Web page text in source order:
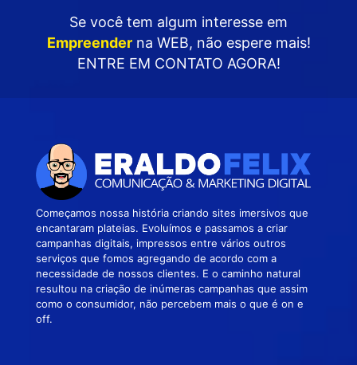
Se você tem algum interesse em
Empreenderna WEB, não espere mais!
ENTRE EM CONTATO AGORA!
Começamos nossa história criando sites imersivos que
encantaram plateias. Evoluímos e passamos a criar
campanhas digitais, impressos entre vários outros
serviços que fomos agregando de acordo com a
necessidade de nossos clientes. E o caminho natural
resultou na criação de inúmeras campanhas que assim
como o consumidor, não percebem mais o que é on e
off.